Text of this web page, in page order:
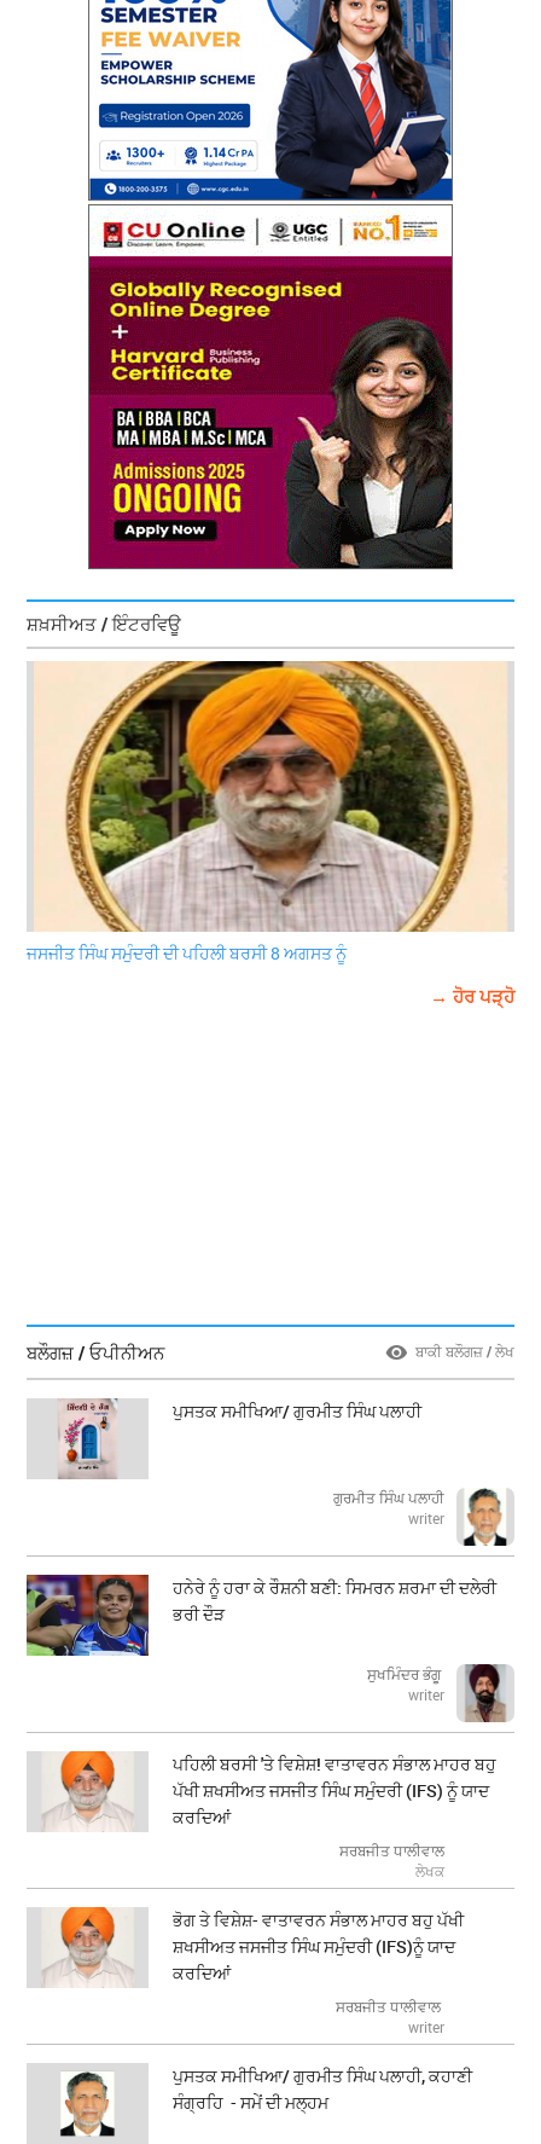
ਸ਼ਖ਼ਸੀਅਤ / ਇੰਟਰਵਿਊ
ਜਸਜੀਤ ਸਿੰਘ ਸਮੁੰਦਰੀ ਦੀ ਪਹਿਲੀ ਬਰਸੀ 8 ਅਗਸਤ ਨੂੰ
→ ਹੋਰ ਪੜ੍ਹੋ
ਬਲੌਗਜ਼ / ਓਪੀਨੀਅਨ ਬਾਕੀ ਬਲੌਗਜ਼ / ਲੇਖ
ਪੁਸਤਕ ਸਮੀਖਿਆ/ ਗੁਰਮੀਤ ਸਿੰਘ ਪਲਾਹੀ
ਗੁਰਮੀਤ ਸਿੰਘ ਪਲਾਹੀ
writer
ਹਨੇਰੇ ਨੂੰ ਹਰਾ ਕੇ ਰੌਸ਼ਨੀ ਬਣੀ: ਸਿਮਰਨ ਸ਼ਰਮਾ ਦੀ ਦਲੇਰੀ
ਭਰੀ ਦੌੜ
ਸੁਖਮਿੰਦਰ ਭੰਗੂ
writer
ਪਹਿਲੀ ਬਰਸੀ 'ਤੇ ਵਿਸ਼ੇਸ਼! ਵਾਤਾਵਰਨ ਸੰਭਾਲ ਮਾਹਰ ਬਹੁ
ਪੱਖੀ ਸ਼ਖਸੀਅਤ ਜਸਜੀਤ ਸਿੰਘ ਸਮੁੰਦਰੀ (IFS) ਨੂੰ ਯਾਦ
ਕਰਦਿਆਂ
ਸਰਬਜੀਤ ਧਾਲੀਵਾਲ
ਲੇਖਕ
ਭੋਗ ਤੇ ਵਿਸ਼ੇਸ਼- ਵਾਤਾਵਰਨ ਸੰਭਾਲ ਮਾਹਰ ਬਹੁ ਪੱਖੀ
ਸ਼ਖਸੀਅਤ ਜਸਜੀਤ ਸਿੰਘ ਸਮੁੰਦਰੀ (IFS)ਨੂੰ ਯਾਦ
ਕਰਦਿਆਂ
ਸਰਬਜੀਤ ਧਾਲੀਵਾਲ
writer
ਪੁਸਤਕ ਸਮੀਖਿਆ/ ਗੁਰਮੀਤ ਸਿੰਘ ਪਲਾਹੀ, ਕਹਾਣੀ
ਸੰਗ੍ਰਹਿ - ਸਮੇਂ ਦੀ ਮਲ੍ਹਮ